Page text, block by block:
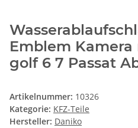
Emblem Kamera
golf 6 7 Passat
Artikelnummer: 10326
Kategorie: KFZ-Teile
Hersteller: Daniko